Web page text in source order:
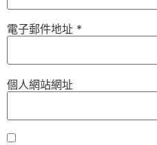
電子郵件地址 *
個人網站網址